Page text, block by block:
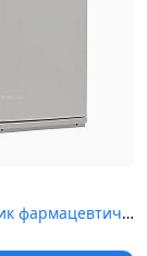
Холодильник фармацевтический Pozis ХФ-250-4 с металлической дверь...